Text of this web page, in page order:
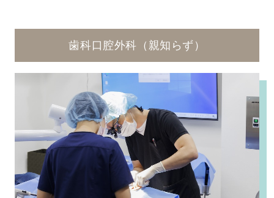
歯科口腔外科（親知らず）